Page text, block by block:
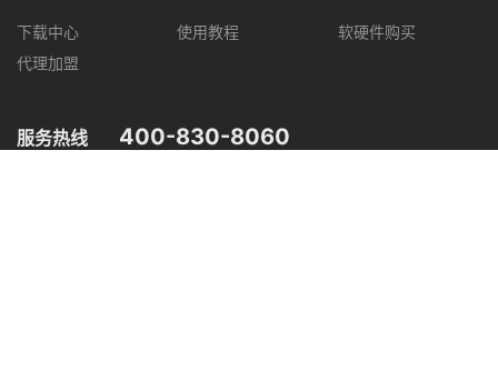
服务热线 400-830-8060
下载中心 使用教程
软硬件购买
代理加盟